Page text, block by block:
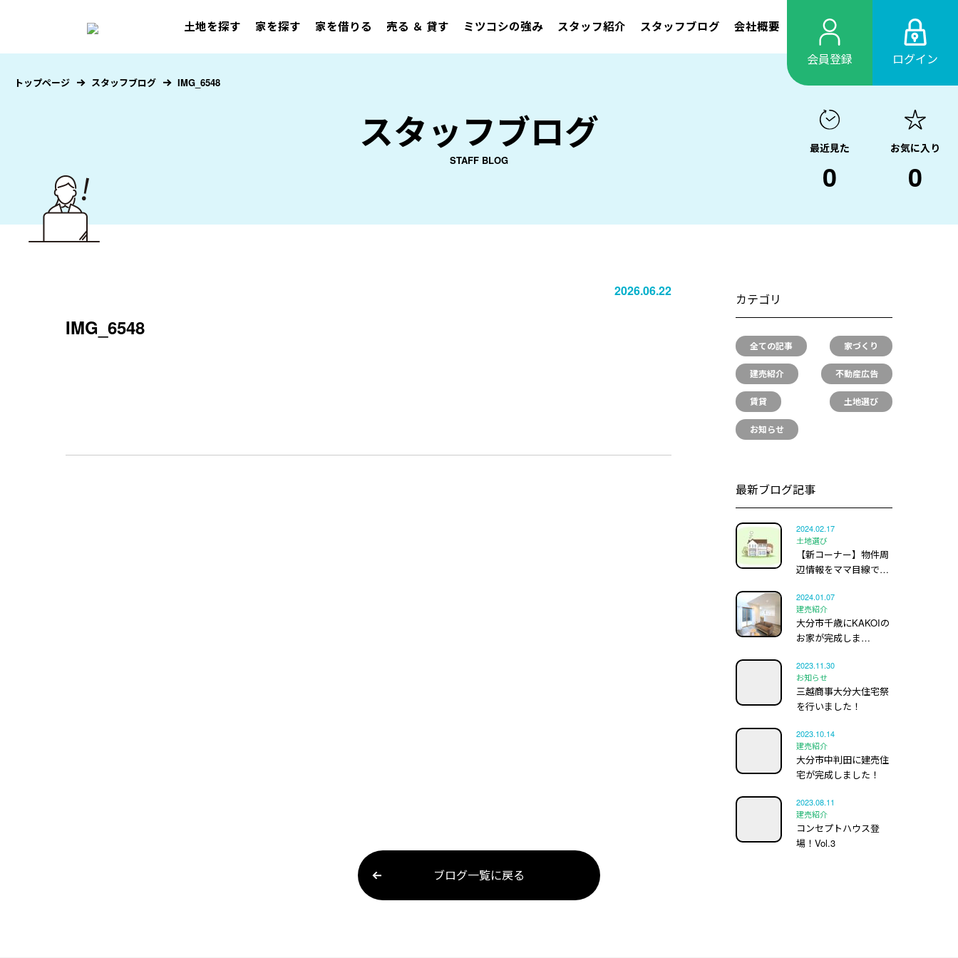
土地を探す 家を探す 家を借りる 売る ＆ 貸す ミツコシの強み スタッフ紹介 スタッフブログ 会社概要
会員登録 ログイン
スタッフブログ
STAFF BLOG
トップページ スタッフブログ IMG_6548
最近見た
0
お気に入り
0
2026.06.22
IMG_6548
カテゴリ
全ての記事 家づくり
建売紹介 不動産広告
賃貸 土地選び
お知らせ
最新ブログ記事
2024.02.17
土地選び
【新コーナー】物件周
辺情報をママ目線で…
2024.01.07
建売紹介
大分市千歳にKAKOIの
お家が完成しま…
2023.11.30
お知らせ
三越商事大分大住宅祭
を行いました！
2023.10.14
建売紹介
大分市中判田に建売住
宅が完成しました！
2023.08.11
建売紹介
コンセプトハウス登
場！Vol.3
ブログ一覧に戻る